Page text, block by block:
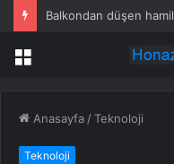
Balkondan düşen
Menü
Anasayfa /Teknoloji
Teknoloji